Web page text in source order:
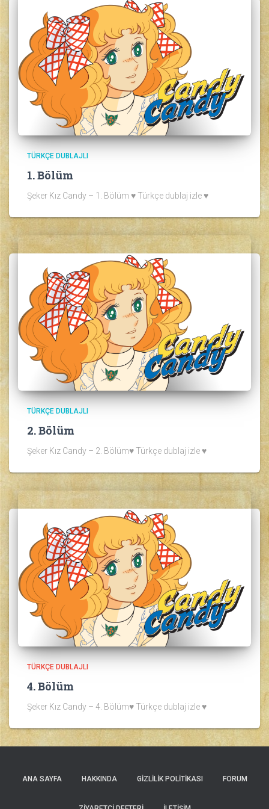
TÜRKÇE DUBLAJLI
1. Bölüm
Şeker Kız Candy – 1. Bölüm ♥ Türkçe dublaj izle ♥
TÜRKÇE DUBLAJLI
2. Bölüm
Şeker Kız Candy – 2. Bölüm♥ Türkçe dublaj izle ♥
TÜRKÇE DUBLAJLI
4. Bölüm
Şeker Kız Candy – 4. Bölüm♥ Türkçe dublaj izle ♥
ANA SAYFA HAKKINDA GIZLILIK POLITIKASI FORUM